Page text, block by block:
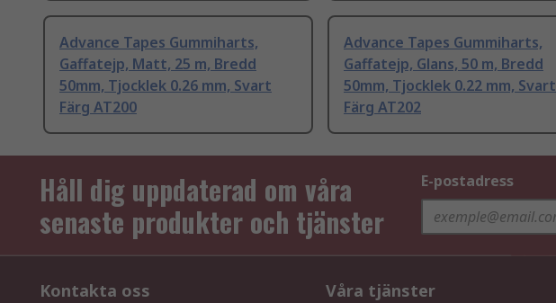
Advance Tapes Gummiharts,
Gaffatejp, Matt, 25 m, Bredd
50mm, Tjocklek 0.26 mm, Svart
Färg AT200
Advance Tapes Gummiharts,
Gaffatejp, Glans, 50 m, Bredd
50mm, Tjocklek 0.22 mm, Svart
Färg AT202
Håll dig uppdaterad om våra
senaste produkter och tjänster
E-postadress
Kontakta oss Våra tjänster